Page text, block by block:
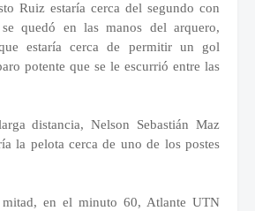
Ruiz estaría cerca del segundo con
quedó en las manos del arquero,
estaría cerca de permitir un gol
potente que se le escurrió entre las
distancia, Nelson Sebastián Maz
la pelota cerca de uno de los postes
en el minuto 60, Atlante UTN